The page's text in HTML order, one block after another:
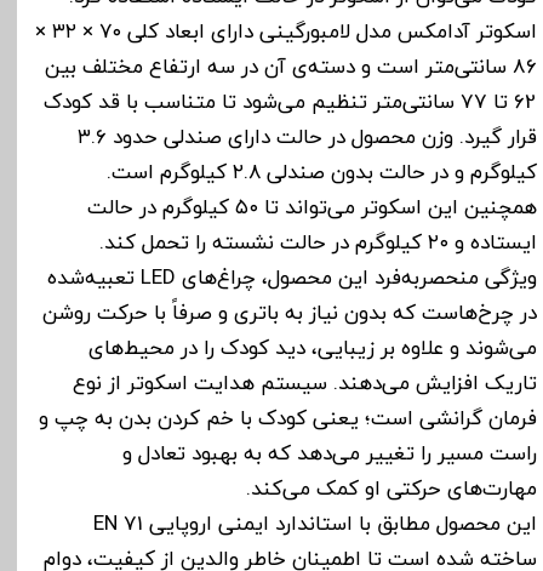
اسکوتر آدامکس مدل لامبورگینی دارای ابعاد کلی ۷۰ × ۳۲ ×
86 سانتی‌متر است و دسته‌ی آن در سه ارتفاع مختلف بین
62 تا 77 سانتی‌متر تنظیم می‌شود تا متناسب با قد کودک
قرار گیرد. وزن محصول در حالت دارای صندلی حدود ۳.۶
کیلوگرم و در حالت بدون صندلی ۲.۸ کیلوگرم است.
همچنین این اسکوتر می‌تواند تا ۵۰ کیلوگرم در حالت
ایستاده و ۲۰ کیلوگرم در حالت نشسته را تحمل کند.
ویژگی منحصربه‌فرد این محصول، چراغ‌های LED تعبیه‌شده
در چرخ‌هاست که بدون نیاز به باتری و صرفاً با حرکت روشن
می‌شوند و علاوه بر زیبایی، دید کودک را در محیط‌های
تاریک افزایش می‌دهند. سیستم هدایت اسکوتر از نوع
فرمان گرانشی است؛ یعنی کودک با خم کردن بدن به چپ و
راست مسیر را تغییر می‌دهد که به بهبود تعادل و
مهارت‌های حرکتی او کمک می‌کند.
این محصول مطابق با استاندارد ایمنی اروپایی EN 71
ساخته شده است تا اطمینان خاطر والدین از کیفیت، دوام